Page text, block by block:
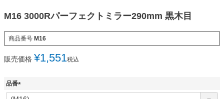
M16 3000Rパーフェクトミラー290mm 黒木目
商品番号 M16
販売価格 ¥1,551税込
品番
(